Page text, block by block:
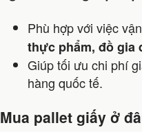
Phù hợp với việc
thực phẩm, đồ gia
Giúp tối ưu chi phí
hàng quốc tế.
Mua pallet giấy ở